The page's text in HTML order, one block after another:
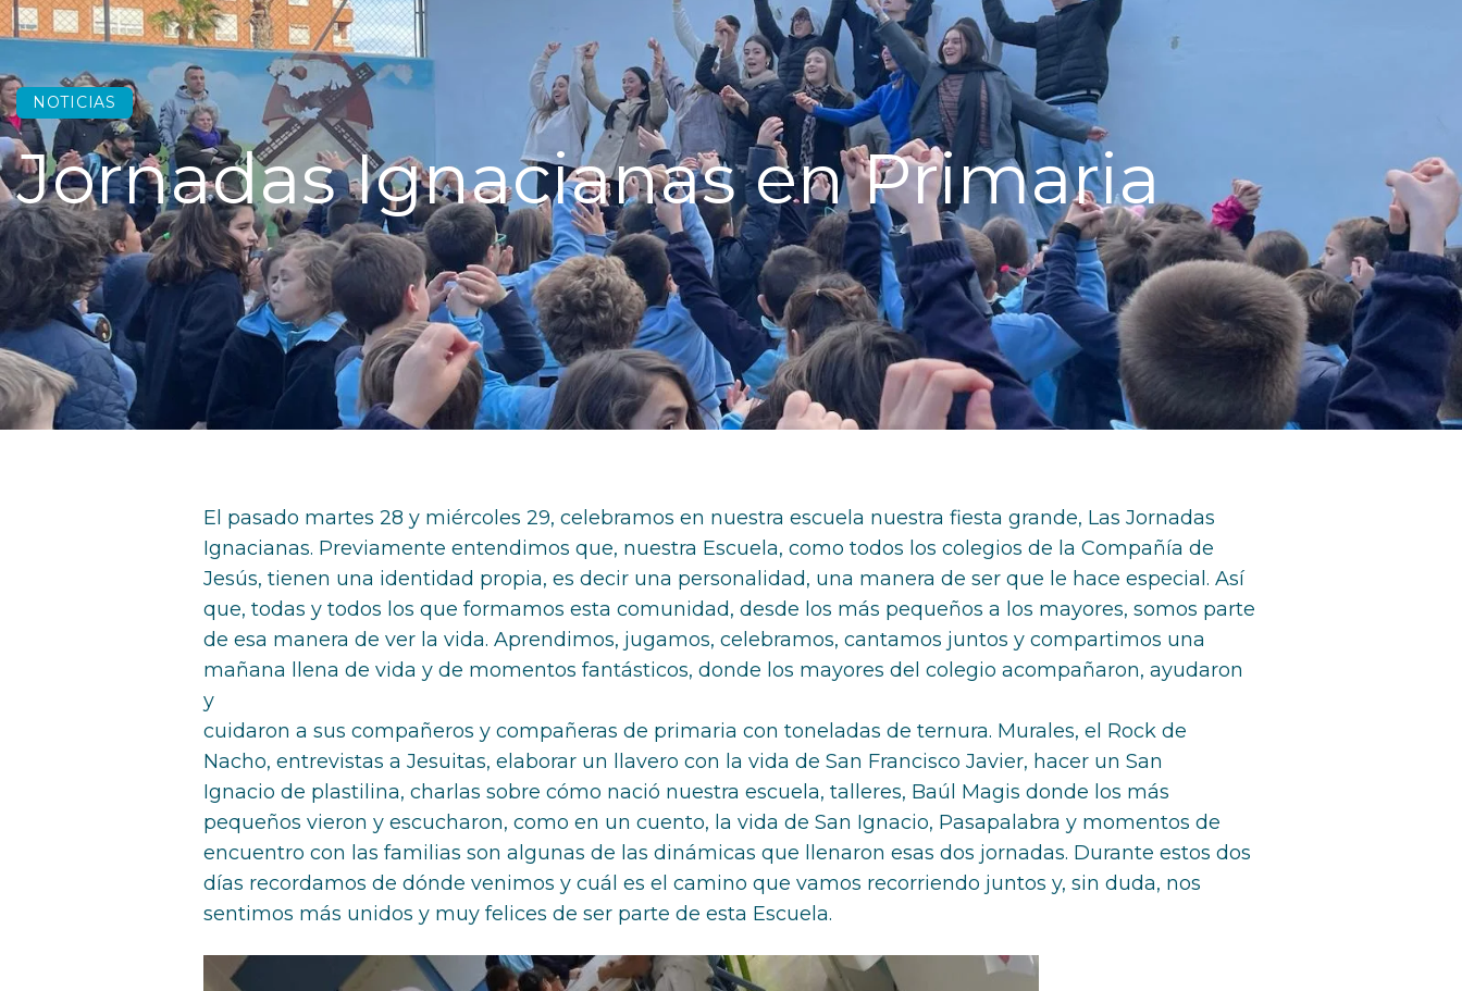
NOTICIAS
Jornadas Ignacianas en Primaria
El pasado martes 28 y miércoles 29, celebramos en nuestra escuela nuestra fiesta grande, Las Jornadas
Ignacianas. Previamente entendimos que, nuestra Escuela, como todos los colegios de la Compañía de
Jesús, tienen una identidad propia, es decir una personalidad, una manera de ser que le hace especial. Así
que, todas y todos los que formamos esta comunidad, desde los más pequeños a los mayores, somos parte
de esa manera de ver la vida. Aprendimos, jugamos, celebramos, cantamos juntos y compartimos una
mañana llena de vida y de momentos fantásticos, donde los mayores del colegio acompañaron, ayudaron
y
cuidaron a sus compañeros y compañeras de primaria con toneladas de ternura. Murales, el Rock de
Nacho, entrevistas a Jesuitas, elaborar un llavero con la vida de San Francisco Javier, hacer un San
Ignacio de plastilina, charlas sobre cómo nació nuestra escuela, talleres, Baúl Magis donde los más
pequeños vieron y escucharon, como en un cuento, la vida de San Ignacio, Pasapalabra y momentos de
encuentro con las familias son algunas de las dinámicas que llenaron esas dos jornadas. Durante estos dos
días recordamos de dónde venimos y cuál es el camino que vamos recorriendo juntos y, sin duda, nos
sentimos más unidos y muy felices de ser parte de esta Escuela.